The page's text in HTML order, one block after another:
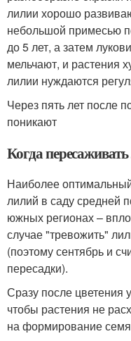
лилии хорошо
небольшой примесью
до 5 лет, а затем
мельчают, и растения
лилии нуждаются
Через пять лет после
поникают
Когда
Наиболее
лилий в саду средней
южных регионах –
случае "тревожить"
(поэтому сентябрь и
пересадки).
Сразу после цветения
чтобы растения не
на формирование